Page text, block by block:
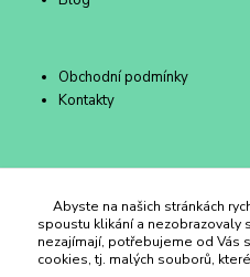
Obchodní podmínky
Kontakty
Duhový Ateliér Kroměříž
+420 734 258 002
Abyste na našich stránkách
spoustu klikání a nezobrazovaly
nezajímají, potřebujeme od Vás
cookies, tj. malých souborů,